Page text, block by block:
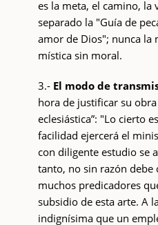
es la meta, el camino, la
separado la "Guía de
amor de Dios"; nunca la
mística sin moral.
3.- El modo de
hora de justificar su obra
eclesiástica”: "Lo cierto
facilidad ejercerá el
con diligente estudio se
tanto, no sin razón debe
muchos predicadores
subsidio de esta arte. A
indignísima que un